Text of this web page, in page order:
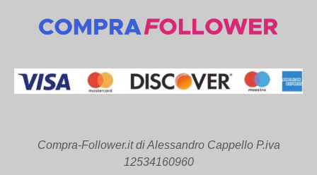
Compra-Follower.it di Alessandro Cappello P.iva
12534160960